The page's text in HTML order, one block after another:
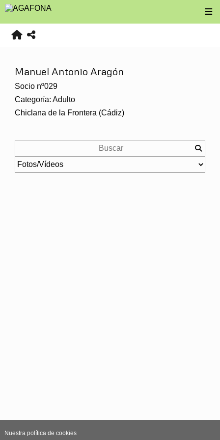
Manuel Antonio Aragón
Socio nº029
Categoría: Adulto
Chiclana de la Frontera (Cádiz)
Nuestra política de cookies